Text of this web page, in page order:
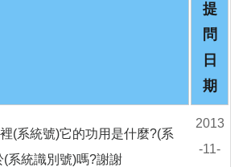
提
問
日
期
(系統號)它的功用是什麼?(系
(系統識別號)嗎?謝謝
2013
-11-